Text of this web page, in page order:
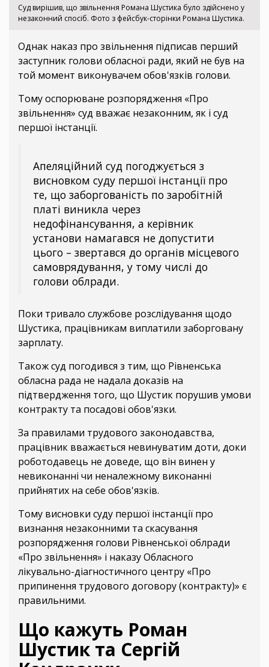
Суд вирішив, що звільнення Романа Шустика було здійснено у
незаконний спосіб. Фото з фейсбук-сторінки Романа Шустика.
Однак наказ про звільнення підписав перший
заступник голови обласної ради, який не був на
той момент виконувачем обов'язків голови.
Тому оспорюване розпорядження «Про
звільнення» суд вважає незаконним, як і суд
першої інстанції.
Апеляційний суд погоджується з
висновком суду першої інстанції про
те, що заборгованість по заробітній
платі виникла через
недофінансування, а керівник
установи намагався не допустити
цього – звертався до органів місцевого
самоврядування, у тому числі до
голови облради.
Поки тривало службове розслідування щодо
Шустика, працівникам виплатили заборговану
зарплату.
Також суд погодився з тим, що Рівненська
обласна рада не надала доказів на
підтвердження того, що Шустик порушив умови
контракту та посадові обов'язки.
За правилами трудового законодавства,
працівник вважається невинуватим доти, доки
роботодавець не доведе, що він винен у
невиконанні чи неналежному виконанні
прийнятих на себе обов'язків.
Тому висновки суду першої інстанції про
визнання незаконними та скасування
розпорядження голови Рівненської облради
«Про звільнення» і наказу Обласного
лікувально-діагностичного центру «Про
припинення трудового договору (контракту)» є
правильними.
Що кажуть Роман
Шустик та Сергій